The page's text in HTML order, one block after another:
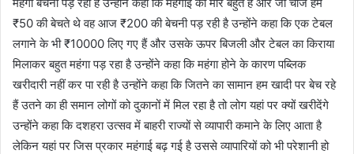
₹50 की बेचते थे वह आज ₹200 की बेचनी पड़ रही है उन्होंने कहा कि एक टेबल
लगाने के भी ₹10000 लिए गए हैं और उसके ऊपर बिजली और टेबल का किराया
मिलाकर बहुत महंगा पड़ रहा है उन्होंने कहा कि महंगा होने के कारण पब्लिक
खरीदारी नहीं कर पा रही है उन्होंने कहा कि जितने का सामान हम खादी पर बेच रहे
हैं उतने का ही समान लोगों को दुकानों में मिल रहा है तो लोग यहां पर क्यों खरीदेंगे
उन्होंने कहा कि दशहरा उत्सव में बाहरी राज्यों से व्यापारी कमाने के लिए आता है
लेकिन यहां पर जिस प्रकार महंगाई बढ़ गई है उससे व्यापारियों को भी परेशानी हो